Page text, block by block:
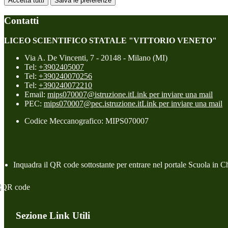
Contatti
LICEO SCIENTIFICO STATALE "VITTORIO VENETO"
Via A. De Vincenti, 7 - 20148 - Milano (MI)
Tel: +3902405007
Tel: +390240070256
Tel: +390240072210
Email: mips070007@istruzione.itLink per inviare una mail
PEC: mips070007@pec.istruzione.itLink per inviare una mail
Codice Meccanografico: MIPS070007
Inquadra il QR code sottostante per entrare nel portale Scuola in
Sezione Link Utili